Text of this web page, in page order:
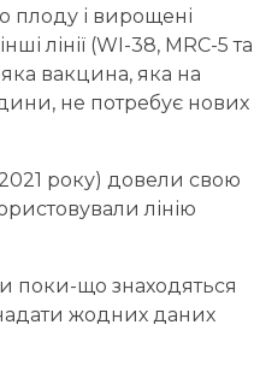
плоду і вирощені
лінії (WI-38, MRC-5 та
вакцина, яка на
не потребує нових
року) довели свою
лінію
поки-що знаходяться
жодних даних